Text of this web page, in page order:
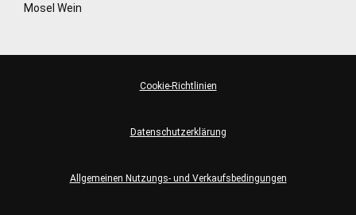
Mosel Wein
Allgemeinen Nutzungs- und Verkaufsbedingungen
Datenschutzerklärung
Cookie-Richtlinien